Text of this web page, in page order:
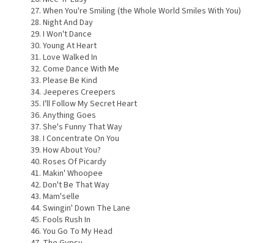
When You're Smiling (the Whole World Smiles With You)
Night And Day
I Won't Dance
Young At Heart
Love Walked In
Come Dance With Me
Please Be Kind
Jeeperes Creepers
I'll Follow My Secret Heart
Anything Goes
She's Funny That Way
I Concentrate On You
How About You?
Roses Of Picardy
Makin' Whoopee
Don't Be That Way
Mam'selle
Swingin' Down The Lane
Fools Rush In
You Go To My Head